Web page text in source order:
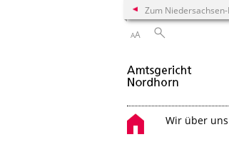
Zum
AA
Wir über uns